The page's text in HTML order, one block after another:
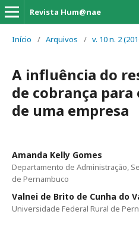
Revista Hum@nae
Início / Arquivos / v. 10 n. 2
A influência do
de cobrança
de uma empresa
Amanda Kelly Gomes
Departamento de Administração,
de Pernambuco
Valnei de Brito de Cunha do
Universidade Federal Rural de